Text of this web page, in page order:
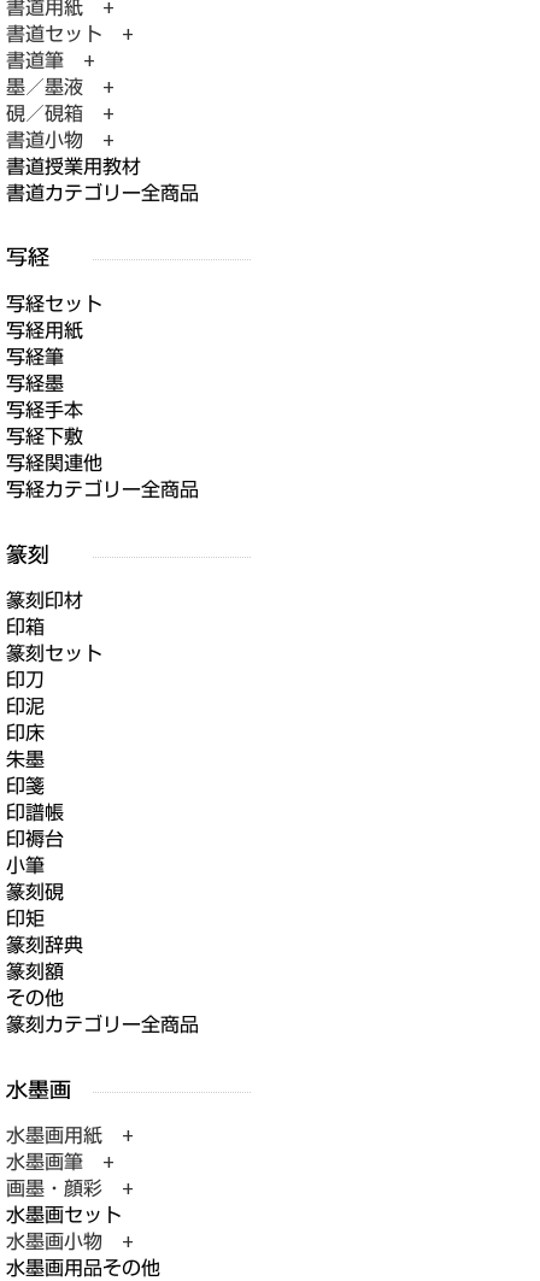
書道用紙 +
書道セット +
書道筆 +
墨／墨液 +
硯／硯箱 +
書道小物 +
書道授業用教材
書道カテゴリー全商品
写経セット
写経用紙
写経筆
写経墨
写経手本
写経下敷
写経関連他
写経カテゴリー全商品
篆刻印材
印箱
篆刻セット
印刀
印泥
印床
朱墨
印箋
印譜帳
印褥台
小筆
篆刻硯
印矩
篆刻辞典
篆刻額
その他
篆刻カテゴリー全商品
水墨画用紙 +
水墨画筆 +
画墨・顔彩 +
水墨画セット
水墨画小物 +
水墨画用品その他